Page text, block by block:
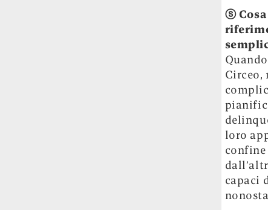
ⓢ
Circeo,
loro
capaci